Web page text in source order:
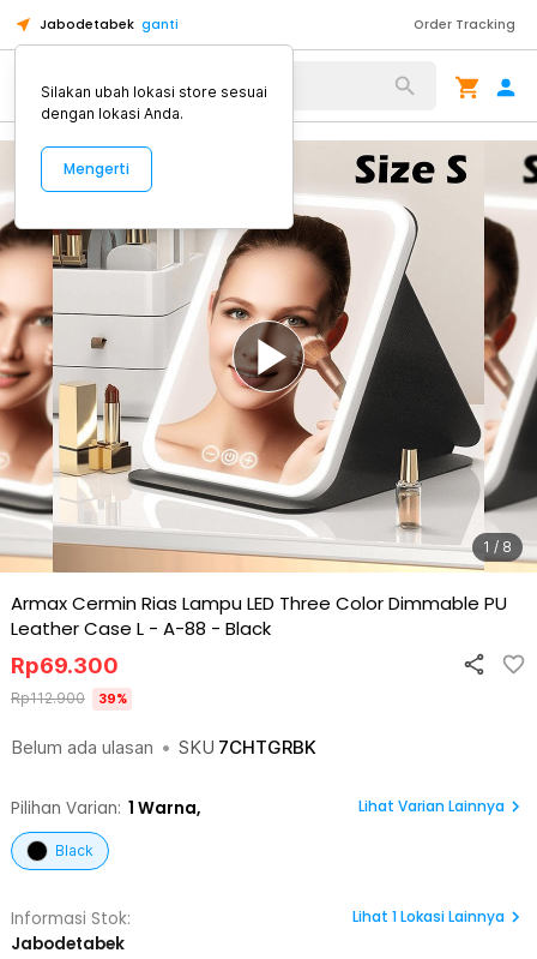
Jabodetabek ganti Order Tracking
Alat Kopi
1 / 8
Armax Cermin Rias Lampu LED Three Color Dimmable PU
Leather Case L - A-88 - Black
Belum ada ulasan • SKU 7CHTGRBK
Rp69.300
Rp112.900 39%
Pilihan Varian: 1 Warna, Lihat Varian Lainnya
Black
Informasi Stok:
Jabodetabek
Lihat 1Lokasi Lainnya
Silakan ubah lokasi store sesuai
dengan lokasi Anda.
Mengerti